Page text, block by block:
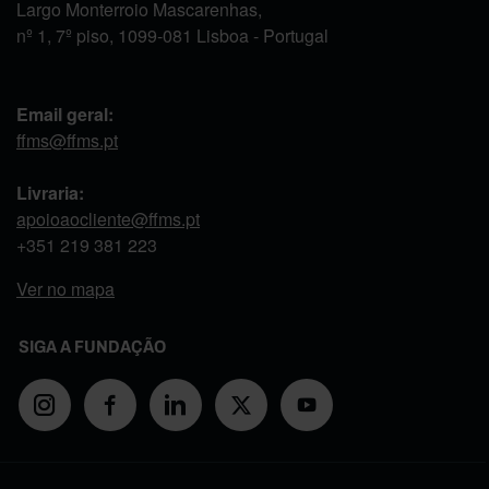
Largo Monterroio Mascarenhas,
nº 1, 7º piso, 1099-081 Lisboa - Portugal
Email geral:
ffms@ffms.pt
Livraria:
apoioaocliente@ffms.pt
+351 219 381 223
Ver no mapa
SIGA A FUNDAÇÃO